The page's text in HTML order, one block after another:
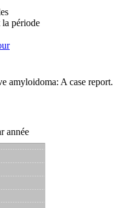
la période
amyloidoma: A case report.
année